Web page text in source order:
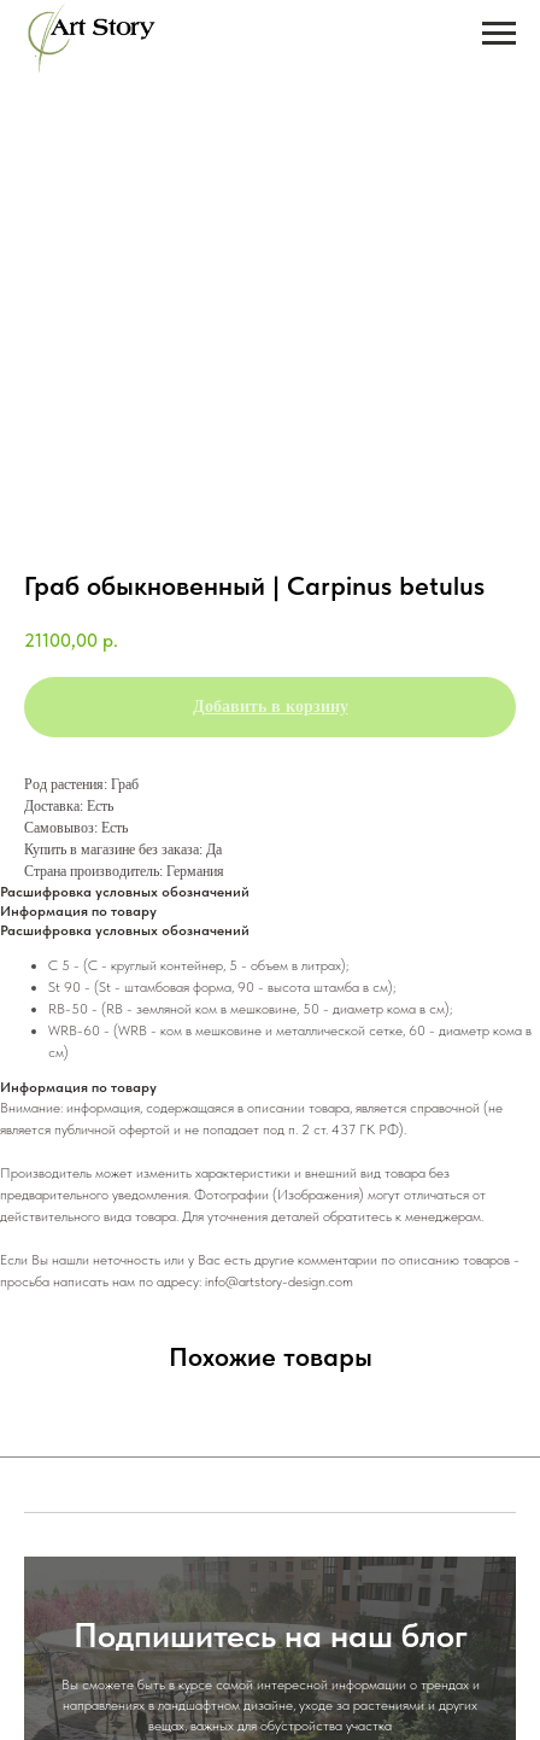
Граб обыкновенный | Carpinus betulus
21100,00 р.
Добавить в корзину
Род растения: Граб
Доставка: Есть
Самовывоз: Есть
Купить в магазине без заказа: Да
Страна производитель: Германия
Расшифровка условных обозначений
Информация по товару
Расшифровка условных обозначений
C 5 - (C - круглый контейнер, 5 - объем в литрах);
St 90 - (St - штамбовая форма, 90 - высота штамба в см);
RB-50 - (RB - земляной ком в мешковине, 50 - диаметр кома в см);
WRB-60 - (WRB - ком в мешковине и металлической сетке, 60 - диаметр кома в
см)
Информация по товару
Внимание: информация, содержащаяся в описании товара, является справочной (не
является публичной офертой и не попадает под п. 2 ст. 437 ГК РФ).
Производитель может изменить характеристики и внешний вид товара без
предварительного уведомления. Фотографии (Изображения) могут отличаться от
действительного вида товара. Для уточнения деталей обратитесь к менеджерам.
Если Вы нашли неточность или у Вас есть другие комментарии по описанию товаров -
просьба написать нам по адресу: info@artstory-design.com
Похожие товары
Подпишитесь на наш блог
Вы сможете быть в курсе самой интересной информации о трендах и
направлениях в ландшафтном дизайне, уходе за растениями и других
вещах, важных для обустройства участка